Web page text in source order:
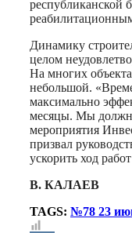
республиканской
Динамику
целом
На многих
небольшой.
максимально
месяцы. Мы
мероприятия
призвал
ускорить ход
В. КАЛАЕВ
TAGS: №78 23